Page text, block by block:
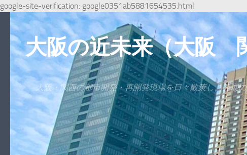
google-site-verification: google0351ab5881654535.html
コンテンツへスキップ
大阪の近未来（大阪
大阪・関西の都市開発・再開発現場を日々散策し、発展